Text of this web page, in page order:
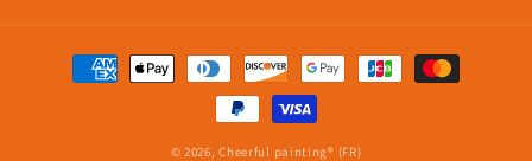
Moyens
© 2026,Cheerful painting® (FR)